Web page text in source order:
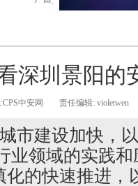
深圳景阳的
中安网 责任编辑: violetwen
市建设加快，
业领域的实践
化的快速推进，